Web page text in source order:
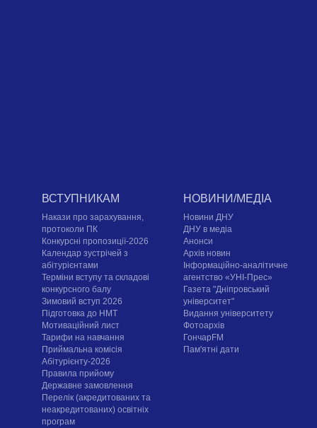
ВСТУПНИКАМ
Накази про зарахування,
протоколи ПК
Конкурсні пропозиції-2026
Календар зустрічей з
абітурієнтами
Терміни вступу та складові
конкурсного балу
Зимовий вступ 2026
Підготовка до НМТ
Мотиваційний лист
Тарифи на навчання
Приймальна комісія
Абітурієнту-2026
Правила прийому
Державне замовлення
Перелік (акредитованих та
неакредитованих) освітніх
програм
НОВИНИ/МЕДІА
Новини ДНУ
ДНУ в медіа
Анонси
Архів новин
Інформаційно-аналітичне
агентство «УНІ-Прес»
Газета "Дніпровський
університет"
Видання університету
Фотоархів
ГончарFM
Пам'ятні дати